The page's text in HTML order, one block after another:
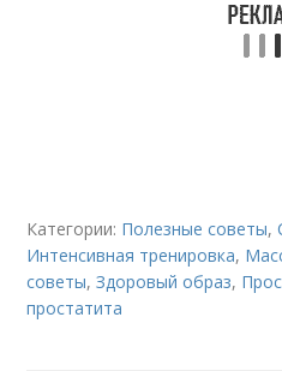
Категории: Полезные советы,
Интенсивная тренировка,
советы,Здоровый образ,
простатита